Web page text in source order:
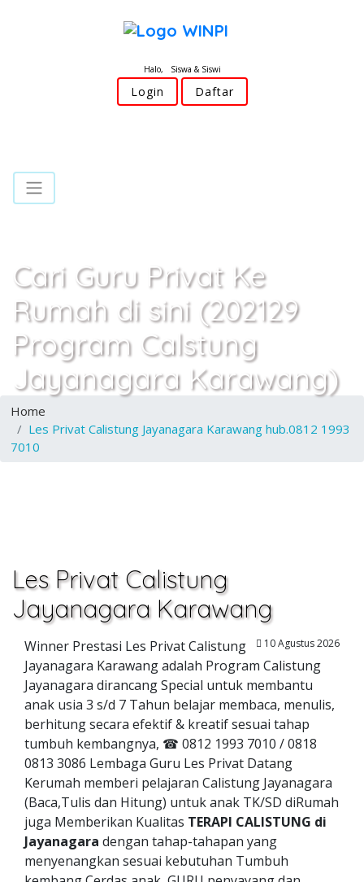
Halo, Siswa & Siswi
Login Daftar
Cari Guru Privat Ke
Rumah di sini (202129
Program Calstung
Jayanagara Karawang)
Home
Les Privat Calistung Jayanagara Karawang hub.0812 1993
7010
Les Privat Calistung
Jayanagara Karawang
10 Agustus 2026
Winner Prestasi Les Privat Calistung
Jayanagara Karawang adalah Program Calistung
Jayanagara dirancang Special untuk membantu
anak usia 3 s/d 7 Tahun belajar membaca, menulis,
berhitung secara efektif & kreatif sesuai tahap
tumbuh kembangnya, ☎ 0812 1993 7010 / 0818
0813 3086 Lembaga Guru Les Privat Datang
Kerumah memberi pelajaran Calistung Jayanagara
(Baca,Tulis dan Hitung) untuk anak TK/SD diRumah
juga Memberikan Kualitas TERAPI CALISTUNG di
Jayanagara dengan tahap-tahapan yang
menyenangkan sesuai kebutuhan Tumbuh